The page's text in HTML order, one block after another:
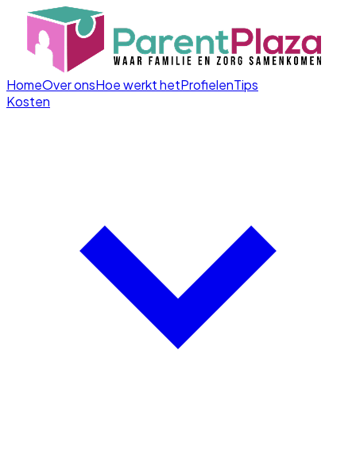
HomeOver onsHoe werkt hetProfielenTips
Kosten